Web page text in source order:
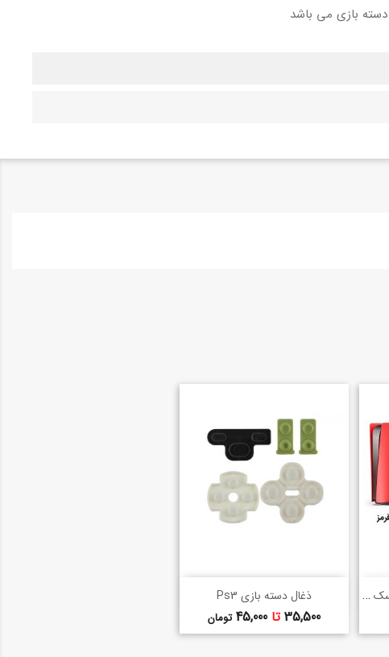
بازی می باشد
کاور فیس پلیت رنگی PS5 دیسک خور
ذغال دسته بازی Ps3
قیمت 35,500 تا 45,000 تومان
shopping_basketخرید سریع